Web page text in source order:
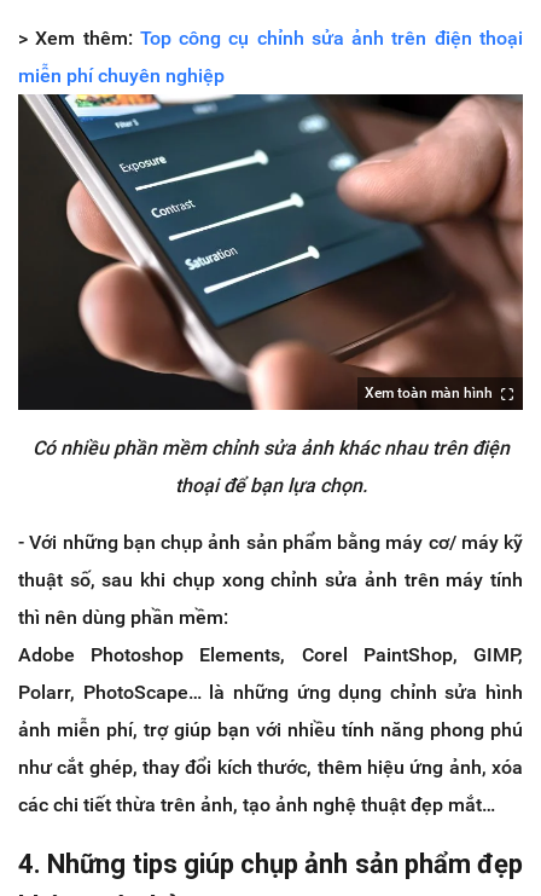
> Xem thêm: Top công cụ chỉnh sửa ảnh trên điện thoại
miễn phí chuyên nghiệp
Xem toàn màn hình
Có nhiều phần mềm chỉnh sửa ảnh khác nhau trên điện
thoại để bạn lựa chọn.
- Với những bạn chụp ảnh sản phẩm bằng máy cơ/ máy kỹ
thuật số, sau khi chụp xong chỉnh sửa ảnh trên máy tính
thì nên dùng phần mềm:
Adobe Photoshop Elements, Corel PaintShop, GIMP,
Polarr, PhotoScape… là những ứng dụng chỉnh sửa hình
ảnh miễn phí, trợ giúp bạn với nhiều tính năng phong phú
như cắt ghép, thay đổi kích thước, thêm hiệu ứng ảnh, xóa
các chi tiết thừa trên ảnh, tạo ảnh nghệ thuật đẹp mắt…
4. Những tips giúp chụp ảnh sản phẩm đẹp